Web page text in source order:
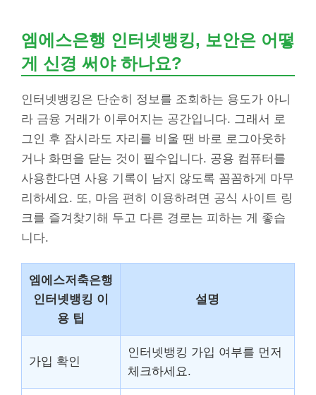
엠에스은행 인터넷뱅킹, 보안은 어떻
게 신경 써야 하나요?
인터넷뱅킹은 단순히 정보를 조회하는 용도가 아니
라 금융 거래가 이루어지는 공간입니다. 그래서 로
그인 후 잠시라도 자리를 비울 땐 바로 로그아웃하
거나 화면을 닫는 것이 필수입니다. 공용 컴퓨터를
사용한다면 사용 기록이 남지 않도록 꼼꼼하게 마무
리하세요. 또, 마음 편히 이용하려면 공식 사이트 링
크를 즐겨찾기해 두고 다른 경로는 피하는 게 좋습
니다.
엠에스저축은행
인터넷뱅킹 이
용 팁
설명
가입 확인
인터넷뱅킹 가입 여부를 먼저
체크하세요.